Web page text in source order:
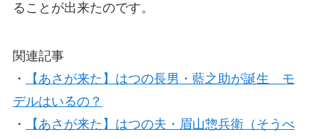
ることが出来たのです。
関連記事
・
【あさが来た】はつの長男・藍之助が誕生 モ
デルはいるの？
・
【あさが来た】はつの夫・眉山惣兵衛（そうべ